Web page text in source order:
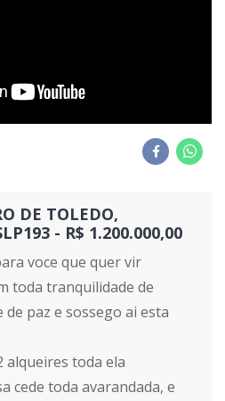
DE TOLEDO,
- R$ 1.200.000,00
voce que quer vir
toda tranquilidade de
de paz e sossego ai esta
alqueires toda ela
cede toda avarandada, e